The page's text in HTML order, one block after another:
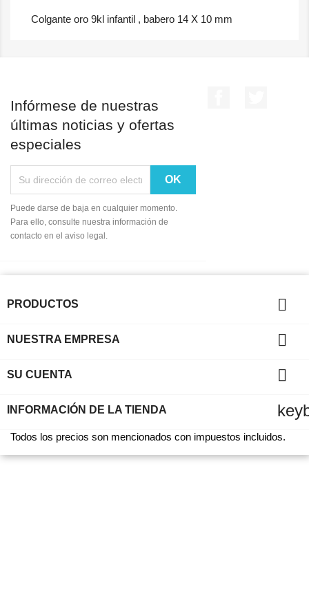
Colgante oro 9kl infantil , babero 14 X 10 mm
Infórmese de nuestras
últimas noticias y ofertas
especiales
Puede darse de baja en cualquier momento.
Para ello, consulte nuestra información de
contacto en el aviso legal.
PRODUCTOS 
NUESTRA EMPRESA 
SU CUENTA 
INFORMACIÓN DE LA TIENDA
Todos los precios son mencionados con impuestos incluidos.